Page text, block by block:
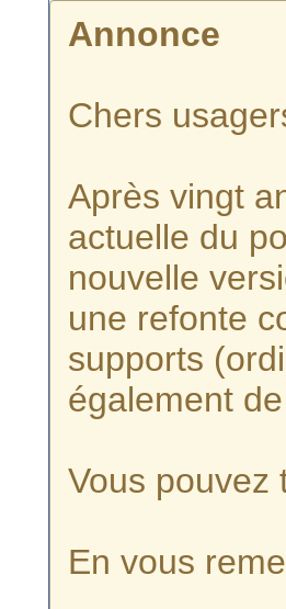
Annonce
Chers
Après vingt
actuelle du
nouvelle
une refonte
supports
également
Vous
En vous